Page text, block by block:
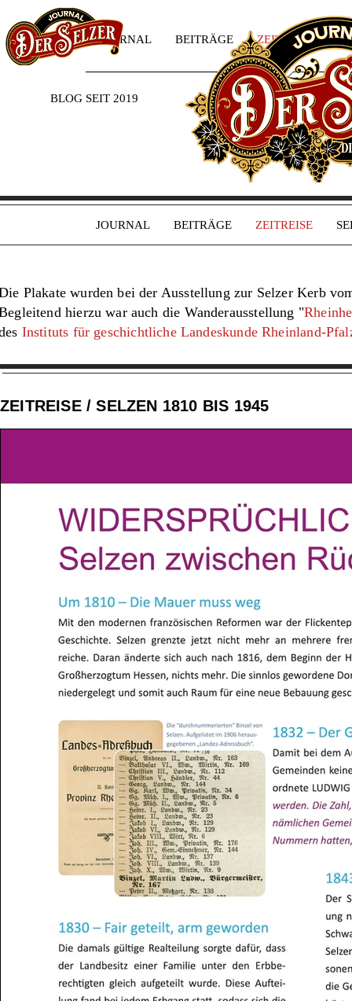
JOURNAL BEITRÄGE ZEITREISE
JOURNAL BEITRÄGE ZEITREISE
BLOG SEIT 2019
Plakate wurden bei der Ausstellung zur Selzer Kerb
hierzu war auch die Wanderausstellung "
Instituts für geschichtliche Landeskunde Rheinland-
ZEITREISE / SELZEN 1810 BIS 1945